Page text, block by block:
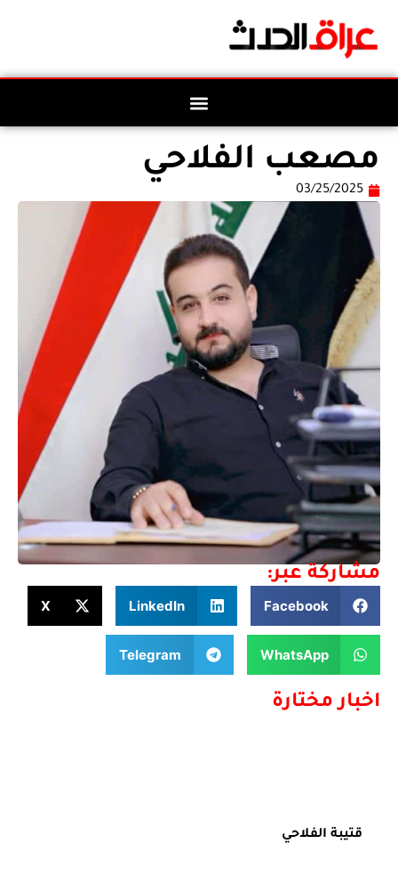
مصعب الفلاحي
03/25/2025
مشاركة عبر:
Facebook
LinkedIn
X
WhatsApp
Telegram
اخبار مختارة
قتيبة الفلاحي